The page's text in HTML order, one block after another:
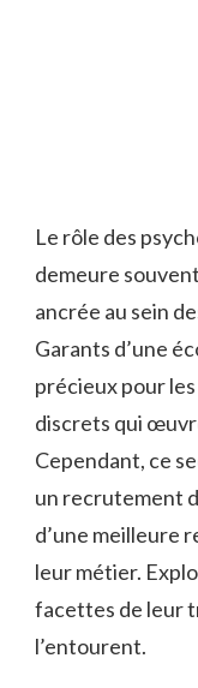
Le rôle des
demeure
ancrée au sein
Garants d’une
précieux pour
discrets qui
Cependant, ce
un recrutement
d’une meilleure
leur métier.
facettes de leur
l’entourent.